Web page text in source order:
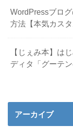
WordPressブロ
方法【本気カスタ
【じぇみ本】は
ディタ「グーテ
アーカイブ